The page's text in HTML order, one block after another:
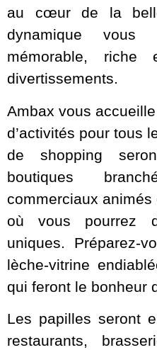
au cœur de la
dynamique
mémorable,
divertissements.
Ambax vous
d’activités pour tous
de shopping
boutiques
commerciaux
où vous pourrez
uniques. Préparez-
lèche-vitrine
qui feront le bonheur
Les papilles seront
restaurants,